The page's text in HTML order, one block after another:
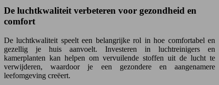
De luchtkwaliteit verbeteren voor gezondheid en
comfort
De luchtkwaliteit speelt een belangrijke rol in hoe comfortabel en
gezellig je huis aanvoelt. Investeren in luchtreinigers en
kamerplanten kan helpen om vervuilende stoffen uit de lucht te
verwijderen, waardoor je een gezondere en aangenamere
leefomgeving creëert.